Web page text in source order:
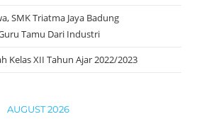
SMK Triatma Jaya Badung
Tamu Dari Industri
Kelas XII Tahun Ajar 2022/2023
AUGUST 2026